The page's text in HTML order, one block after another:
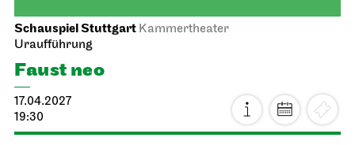
Schauspiel Stuttgart Kammertheater
Uraufführung
Faust neo
17.04.2027
19:30